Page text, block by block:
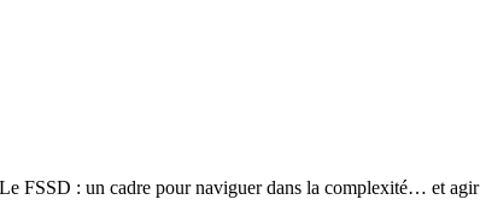
Le FSSD : un cadre pour naviguer dans la complexité… et agir